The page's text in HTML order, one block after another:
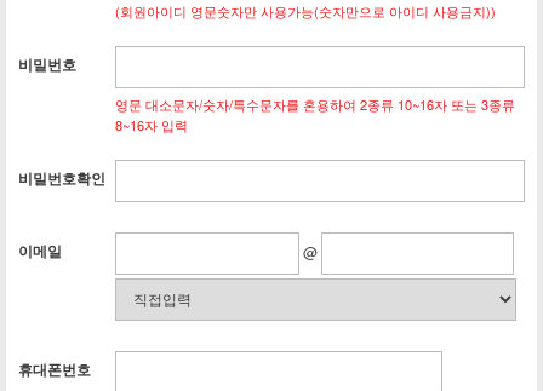
(회원아이디 영문숫자만 사용가능(숫자만으로 아이디 사용금지))
비밀번호
영문 대소문자/숫자/특수문자를 혼용하여 2종류 10~16자 또는 3종류
8~16자 입력
비밀번호확인
이메일 @
휴대폰번호